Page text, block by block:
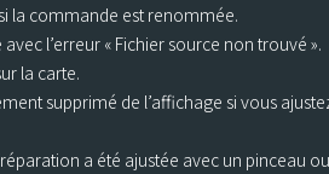
la commande est renommée.
l’erreur « Fichier source non trouvé ».
la carte.
supprimé de l’affichage si vous
a été ajustée avec un pinceau